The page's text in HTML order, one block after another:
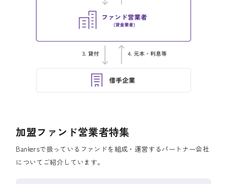
加盟ファンド営業者特集
Bankersで扱っているファンドを組成・運営するパートナー会社
についてご紹介しています。